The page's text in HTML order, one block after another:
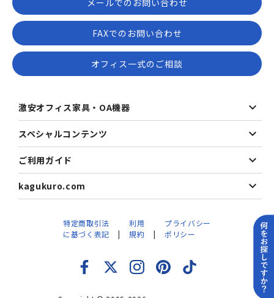
FAXでのお問い合わせ
オフィス一式のご相談
激安オフィス家具・OA機器
スペシャルコンテンツ
ご利用ガイド
kagukuro.com
特定商取引法
に基づく表記
利用
規約
プライバシー
ポリシー